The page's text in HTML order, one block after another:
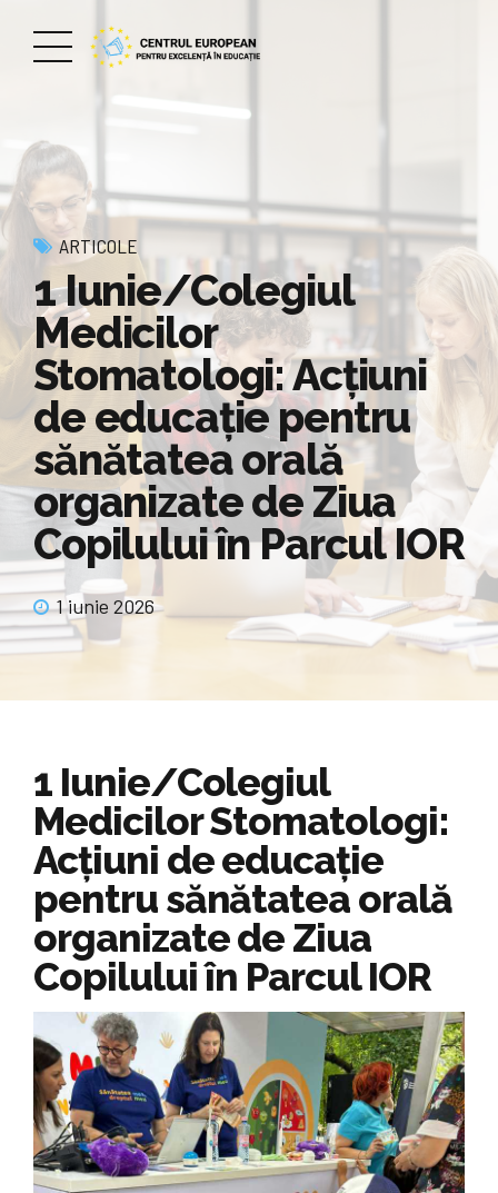
ARTICOLE
1 Iunie/Colegiul
Medicilor
Stomatologi: Acțiuni
de educație pentru
sănătatea orală
organizate de Ziua
Copilului în Parcul IOR
1 iunie 2026
1 Iunie/Colegiul
Medicilor Stomatologi:
Acțiuni de educație
pentru sănătatea orală
organizate de Ziua
Copilului în Parcul IOR